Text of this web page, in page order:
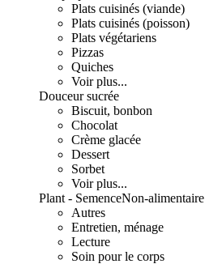
Plats cuisinés (viande)
Plats cuisinés (poisson)
Plats végétariens
Pizzas
Quiches
Voir plus...
Douceur sucrée
Biscuit, bonbon
Chocolat
Crème glacée
Dessert
Sorbet
Voir plus...
Plant - SemenceNon-alimentaire
Autres
Entretien, ménage
Lecture
Soin pour le corps